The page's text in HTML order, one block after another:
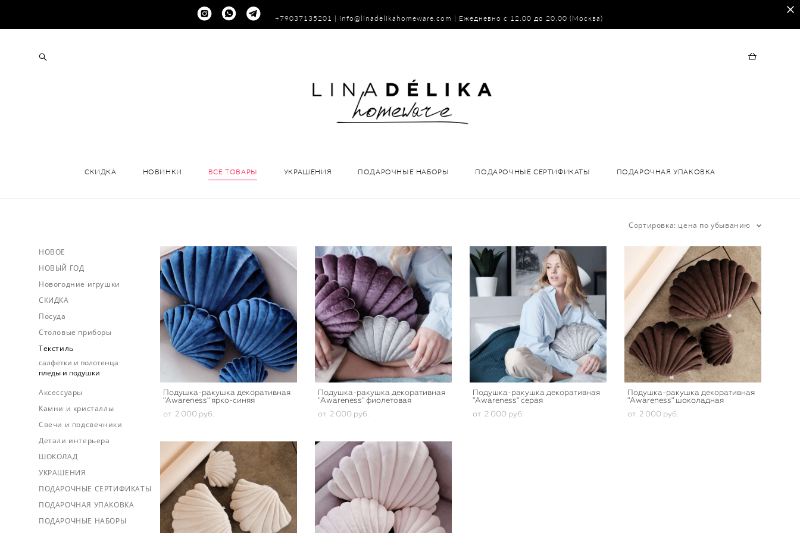
+79037135201 | info@linadelikahomeware.com | Ежедневно с 12.00 до 20.00 (Москва)
СКИДКА НОВИНКИ ВСЕ ТОВАРЫ УКРАШЕНИЯ ПОДАРОЧНЫЕ НАБОРЫ ПОДАРОЧНЫЕ СЕРТИФИКАТЫ ПОДАРОЧНАЯ УПАКОВКА
НОВОЕ
НОВЫЙ ГОД
Новогодние игрушки
СКИДКА
Посуда
Столовые приборы
Текстиль
салфетки и полотенца
пледы и подушки
Аксессуары
Камни и кристаллы
Свечи и подсвечники
Детали интерьера
ШОКОЛАД
УКРАШЕНИЯ
ПОДАРОЧНЫЕ СЕРТИФИКАТЫ
ПОДАРОЧНАЯ УПАКОВКА
ПОДАРОЧНЫЕ НАБОРЫ
Сортировка: цена по убыванию
Подушка-ракушка декоративная
"Awareness" ярко-синяя
от 2 000 pуб.
Подушка-ракушка декоративная
"Awareness" фиолетовая
от 2 000 pуб.
Подушка-ракушка декоративная
"Awareness" серая
от 2 000 pуб.
Подушка-ракушка декоративная
"Awareness" шоколадная
от 2 000 pуб.